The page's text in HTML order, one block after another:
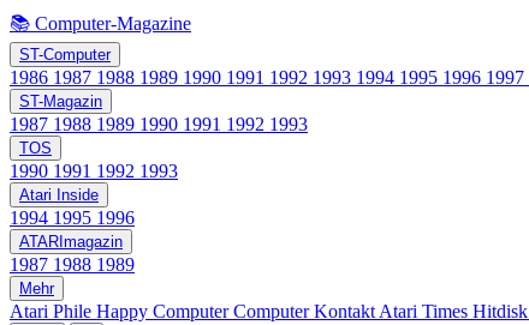
📚 Computer-Magazine
ST-Computer
1986 1987 1988 1989 1990 1991 1992 1993 1994 1995 1996 1997
ST-Magazin
1987 1988 1989 1990 1991 1992 1993
TOS
1990 1991 1992 1993
Atari Inside
1994 1995 1996
ATARImagazin
1987 1988 1989
Mehr
Atari Phile Happy ComputerComputer Kontakt Atari Times Hitdisk